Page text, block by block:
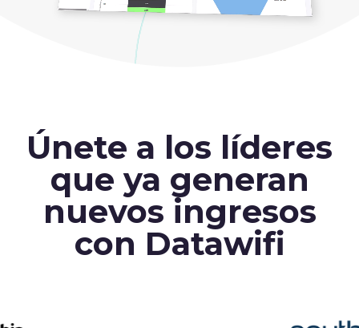
Únete a los líderes
que ya generan
nuevos ingresos
con Datawifi